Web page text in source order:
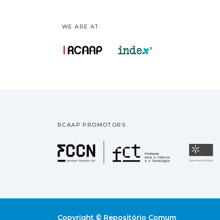
WE ARE AT:
RCAAP PROMOTORS
Fundação
Copyright © Repositório Comum